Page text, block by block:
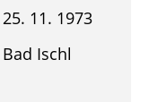
1973
Ischl